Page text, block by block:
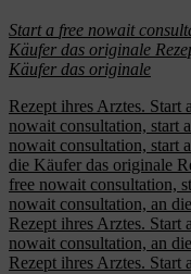
Start a free nowait
Käufer das originale
Käufer das originale
Rezept ihres Arztes. Start
nowait consultation, start
nowait consultation, start
die Käufer das originale
free nowait consultation,
nowait consultation, an
Rezept ihres Arztes. Start
nowait consultation, an
Rezept ihres Arztes. Start